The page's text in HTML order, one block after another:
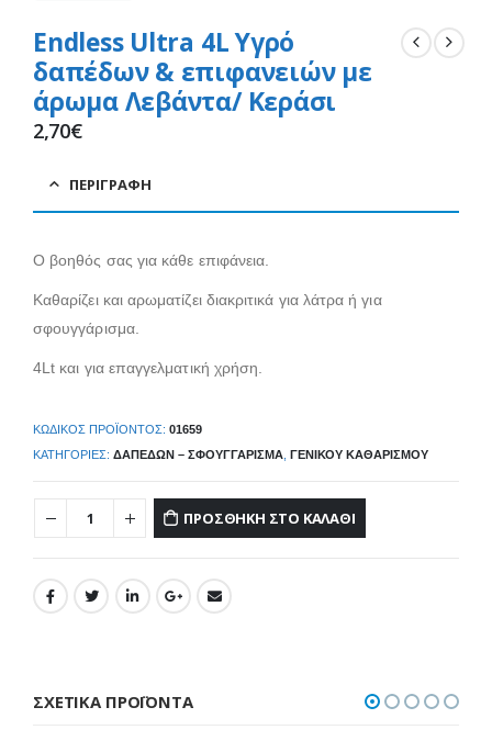
Endless Ultra 4L Υγρό
δαπέδων & επιφανειών με
άρωμα Λεβάντα/ Κεράσι
2,70€
ΠΕΡΙΓΡΑΦΉ
Ο βοηθός σας για κάθε επιφάνεια.
Καθαρίζει και αρωματίζει διακριτικά για λάτρα ή για
σφουγγάρισμα.
4Lt και για επαγγελματική χρήση.
ΚΩΔΙΚΌΣ ΠΡΟΪΌΝΤΟΣ: 01659
ΚΑΤΗΓΟΡΊΕΣ: ΔΑΠΈΔΩΝ – ΣΦΟΥΓΓΆΡΙΣΜΑ ΓΕΝΙΚΟΎ ΚΑΘΑΡΙΣΜΟΎ
ΠΡΟΣΘΉΚΗ ΣΤΟ ΚΑΛΆΘΙ
ΣΧΕΤΙΚΆ ΠΡΟΪΌΝΤΑ